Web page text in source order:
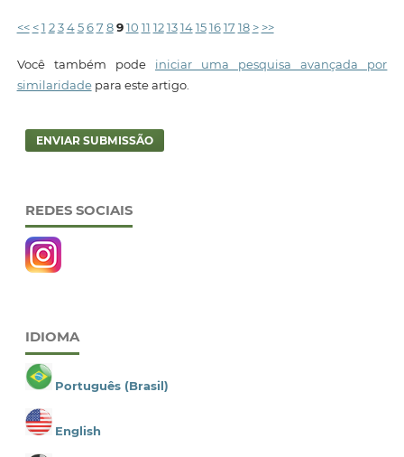
<< < 1 2 3 4 5 6 7 8 9 10 11 12 13 14 15 16 17 18 > >>
Você também pode iniciar uma pesquisa avançada por
similaridadepara este artigo.
ENVIAR SUBMISSÃO
REDES SOCIAIS
IDIOMA
Português (Brasil)
English